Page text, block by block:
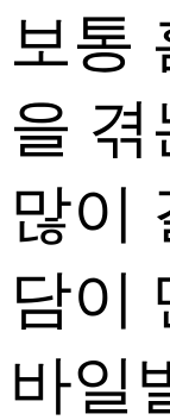
보통
을
많이
담이
바일